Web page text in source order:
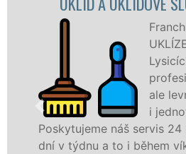
Franchisová síť EXTRA
UKLÍZENÍ zajišťuje v
Lysicích a okolí Lysic
profesionální, kvalitní,
ale levný úklid pro firmy
i jednotlivce.
náš servis 24 hodin denně, 7
a to i během víkendů či státních